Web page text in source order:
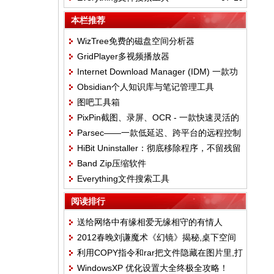
本栏推荐
WizTree免费的磁盘空间分析器
GridPlayer多视频播放器
Internet Download Manager (IDM) 一款功
能强大的下载加速工具
Obsidian个人知识库与笔记管理工具
图吧工具箱
PixPin截图、录屏、OCR - 一款快速灵活的
工具
Parsec——一款低延迟、跨平台的远程控制
软件
HiBit Uninstaller：彻底移除程序，不留残留
Band Zip压缩软件
Everything文件搜索工具
阅读排行
送给网络中有缘相爱无缘相守的有情人
2012春晚刘谦魔术《幻镜》揭秘,桌下空间
藏助理(图)
利用COPY指令和rar把文件隐藏在图片里,打
造无敌加密
WindowsXP 优化设置大全终极全攻略！